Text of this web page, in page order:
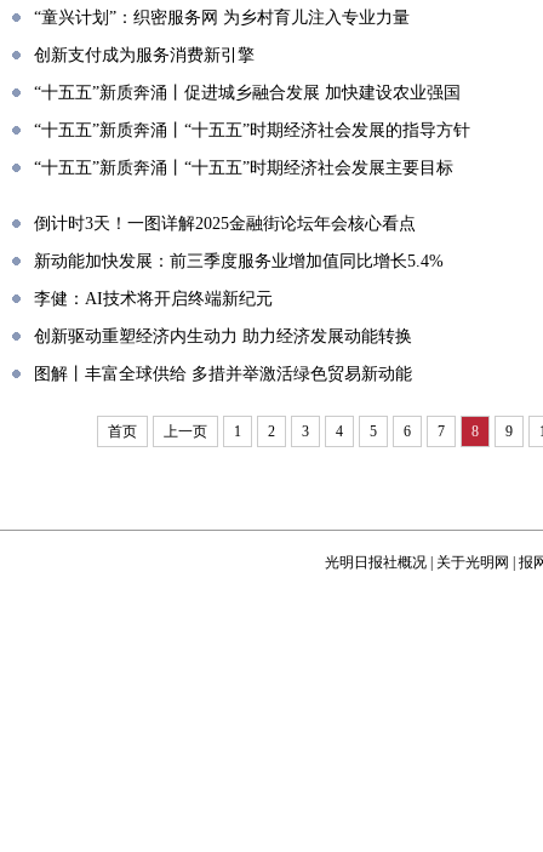
“童兴计划”：织密服务网 为乡村育儿注入专业力量
创新支付成为服务消费新引擎
“十五五”新质奔涌丨促进城乡融合发展 加快建设农业强国
“十五五”新质奔涌丨“十五五”时期经济社会发展的指导方针
“十五五”新质奔涌丨“十五五”时期经济社会发展主要目标
倒计时3天！一图详解2025金融街论坛年会核心看点
新动能加快发展：前三季度服务业增加值同比增长5.4%
李健：AI技术将开启终端新纪元
创新驱动重塑经济内生动力 助力经济发展动能转换
图解丨丰富全球供给 多措并举激活绿色贸易新动能
首页 上一页 1 2 3 4 5 6 7 8 9
光明日报社概况 关于光明网 报